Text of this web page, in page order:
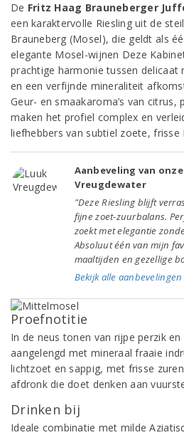
De Fritz Haag Brauneberger
een karaktervolle Riesling uit de
Brauneberg (Mosel), die geldt als
elegante Mosel-wijnen Deze
prachtige harmonie tussen delicaat
en een verfijnde mineraliteit
Geur- en smaakaroma’s van citrus,
maken het profiel complex en
liefhebbers van subtiel zoete, frisse
Aanbeveling van
Vreugdewater
"Deze Riesling blijft
fijne zoet-zuurbalans.
zoekt met elegantie
Absoluut één van mijn
maaltijden en gezellige
Bekijk alle
Proefnotitie
In de neus tonen van rijpe perzik
aangelengd met mineraal fraaie
lichtzoet en sappig, met frisse
afdronk die doet denken aan
Drinken bij
Ideale combinatie met milde